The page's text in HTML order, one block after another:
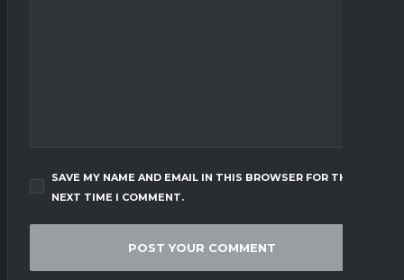
SAVE MY NAME AND EMAIL IN THIS BROWSER FOR THE
NEXT TIME I COMMENT.